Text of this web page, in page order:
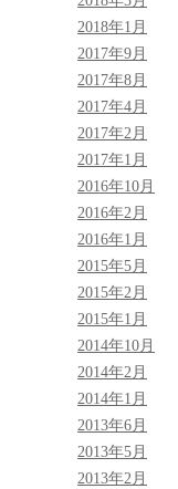
2018年1月
2017年9月
2017年8月
2017年4月
2017年2月
2017年1月
2016年10月
2016年2月
2016年1月
2015年5月
2015年2月
2015年1月
2014年10月
2014年2月
2014年1月
2013年6月
2013年5月
2013年2月